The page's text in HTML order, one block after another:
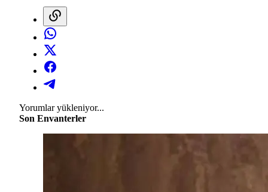
Yorumlar yükleniyor...
Son Envanterler